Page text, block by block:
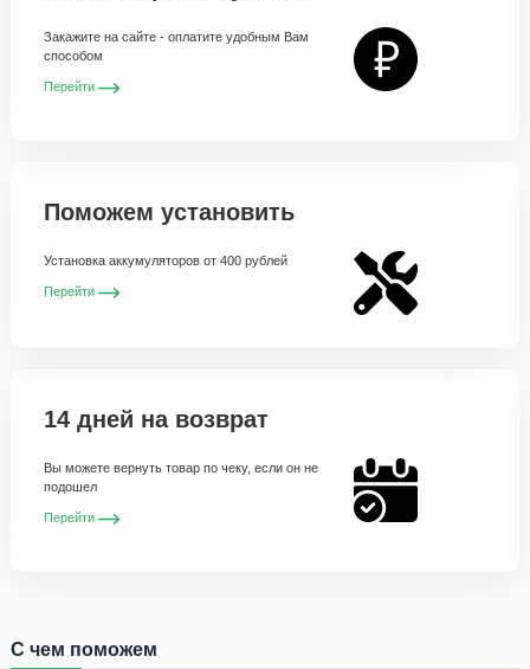
Закажите на сайте - оплатите удобным Вам
способом
Перейти
Поможем установить
Установка аккумуляторов от 400 рублей
Перейти
14 дней на возврат
Вы можете вернуть товар по чеку, если он не
подошел
Перейти
С чем поможем